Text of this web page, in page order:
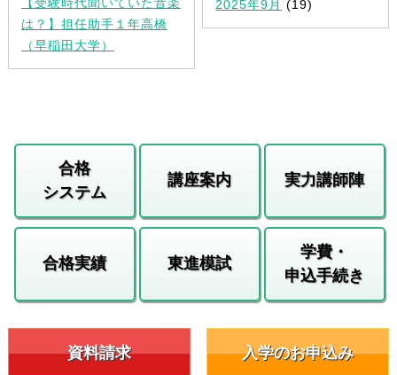
は？】担任助手１年高橋
（早稲田大学）
2025年9月 (19)
合格
システム
講座案内 実力講師陣
合格実績 東進模試
学費・
申込手続き
資料請求 入学のお申込み